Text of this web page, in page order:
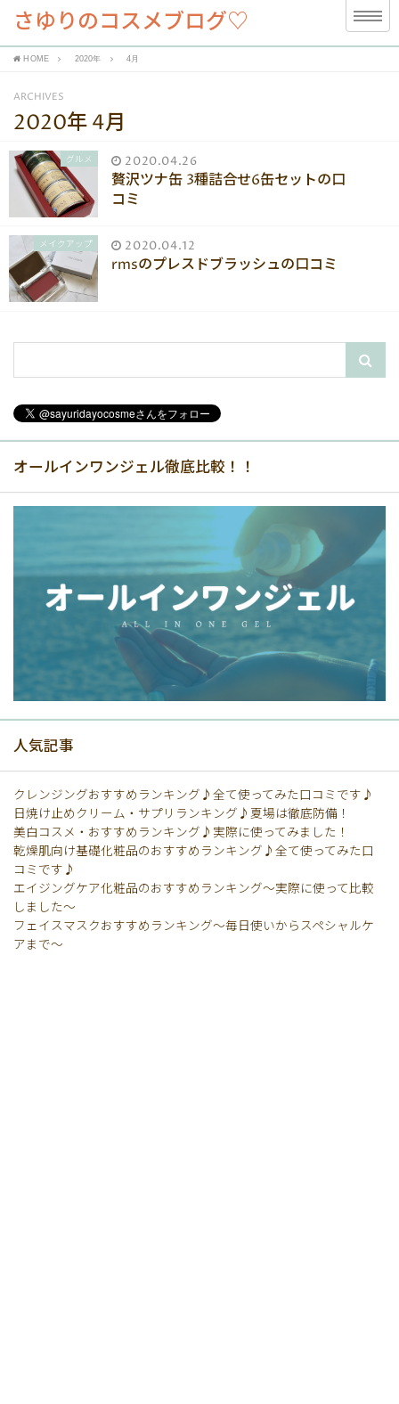
さゆりのコスメブログ♡
HOME 2020年 4月
ARCHIVES
2020年 4月
グルメ 2020.04.26
贅沢ツナ缶 3種詰合せ6缶セットの口
コミ
メイクアップ 2020.04.12
rmsのプレスドブラッシュの口コミ
オールインワンジェル徹底比較！！
人気記事
クレンジングおすすめランキング♪全て使ってみた口コミです♪
日焼け止めクリーム・サプリランキング♪夏場は徹底防備！
美白コスメ・おすすめランキング♪実際に使ってみました！
乾燥肌向け基礎化粧品のおすすめランキング♪全て使ってみた口
コミです♪
エイジングケア化粧品のおすすめランキング〜実際に使って比較
しました〜
フェイスマスクおすすめランキング〜毎日使いからスペシャルケ
アまで〜